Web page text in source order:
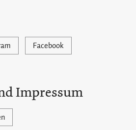
Facebook
Impressum